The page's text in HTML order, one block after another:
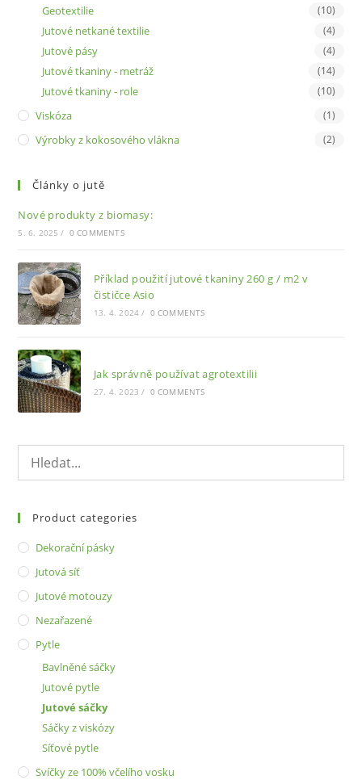
Geotextilie (10)
Jutové netkané textilie (4)
Jutové pásy (4)
Jutové tkaniny - metráž (14)
Jutové tkaniny - role (10)
Viskóza (1)
Výrobky z kokosového vlákna (2)
Články o jutě
Nové produkty z biomasy:
5. 6. 2025 / 0 COMMENTS
Příklad použití jutové tkaniny 260 g / m2 v
čističce Asio
13. 4. 2024 / 0 COMMENTS
Jak správně používat agrotextilii
27. 4. 2023 / 0 COMMENTS
Product categories
Dekorační pásky
Jutová síť
Jutové motouzy
Nezařazené
Pytle
Bavlněné sáčky
Jutové pytle
Jutové sáčky
Sáčky z viskózy
Síťové pytle
Svíčky ze 100% včelího vosku